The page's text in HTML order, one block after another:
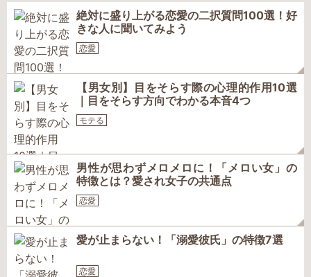
絶対に盛り上がる恋愛の二択質問100選！好
きな人に聞いてみよう
恋愛
【男女別】目をそらす際の心理的作用10選
｜目をそらす方向でわかる本音4つ
モテる
男性が思わずメロメロに！「メロい女」の
特徴とは？愛され女子の共通点
恋愛
愛が止まらない！「溺愛彼氏」の特徴7選
恋愛